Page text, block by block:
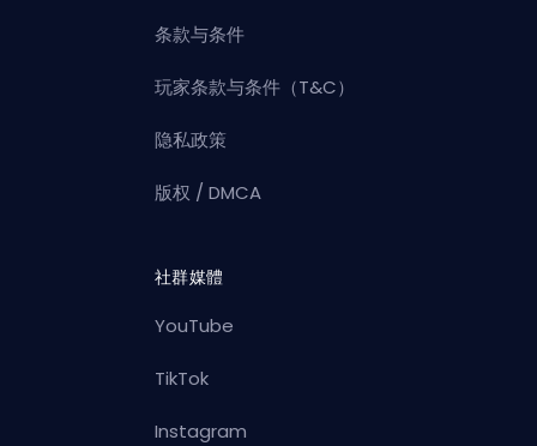
条款与条件
玩家条款与条件（T&C）
隐私政策
版权 / DMCA
社群媒體
YouTube
TikTok
Instagram